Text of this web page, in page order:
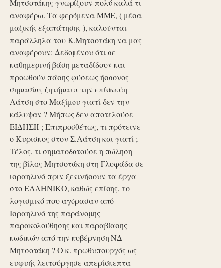
Μητσοτάκης γνωρίζουν πολύ καλά τι
αναφέρω. Τα φερόμενα ΜΜΕ, ( μέσα
μαζικής εξαπάτησης ), καλούνται
παράλληλα του Κ.Μητσοτάκη να μας
αναφέρουν: Δεδομένου ότι σε
καθημερινή βάση μεταδίδουν και
προωθούν πάσης φύσεως ήσσονος
σημασίας ζητήματα την επίσκεψη
Λάτση στο Μαξίμου γιατί δεν την
κάλυψαν ? Μήπως δεν αποτελούσε
ΕΙΔΗΣΗ ; Επιπροσθέτως, τι πρότεινε
ο Κυριάκος στον Σ.Λάτση και γιατί ;
Τέλος, τι σηματοδοτούσε η πώληση
της βίλας Μητσοτάκη στη Γλυφάδα σε
ισραηλινό πριν ξεκινήσουν τα έργα
στο ΕΛΛΗΝΙΚΟ, καθώς επίσης, το
λογισμικό που αγόρασαν από
Ισραηλινό της παράνομης
παρακολούθησης και παραβίασης
κωδικών από την κυβέρνηση ΝΔ
Μητσοτάκη ? Ο κ. πρωθυπουργός ως
ευφυής λειτούργησε απερίσκεπτα